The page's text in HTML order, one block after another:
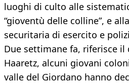
luoghi di culto alle
“gioventù delle colline”, e
securitaria di esercito e
Due settimane fa, riferisce
Haaretz, alcuni giovani
valle del Giordano hanno